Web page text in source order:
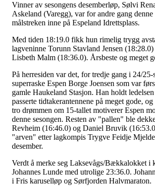
Vinner av sesongens desemberløp, Sølvi
Askeland (Varegg), var for andre gang
målstreken inne på Espeland Idrettsplass.
Med tiden 18:19.0 fikk hun rimelig trygg
lagveninne Torunn Stavland Jensen
Lisbeth Malm (18:36.0). Årsbeste og meget
På herresiden var det, for tredje gang i 24/25-
superraske Espen Borge Joensen som var
gamle Haukeland Stasjon. Han holdt
passerte tidtakerantennene på meget gode,
tro drømmen om 15-tallet motiverer Espen
denne sesongen. Resten av "pallen" ble
Revheim (16:46.0) og Daniel Bruvik
"arven" etter lagkompis Trygve Feidje
desember.
Verdt å merke seg Laksevågs/Bækkalokket i
Johannes Lunde med utrolige 23:36.0.
i Fris karuselløp og Sørfjorden Halvmaraton.